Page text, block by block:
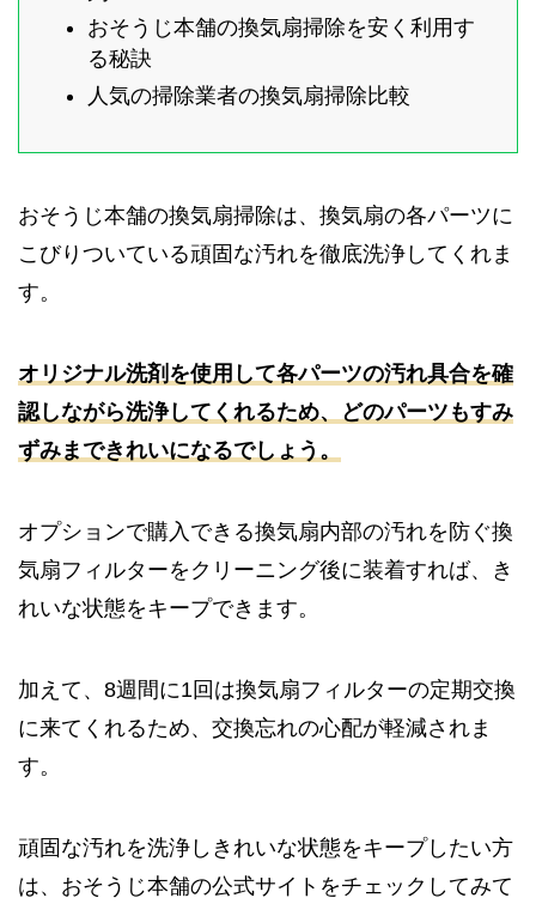
おそうじ本舗の換気扇掃除を安く利用す
る秘訣
人気の掃除業者の換気扇掃除比較
おそうじ本舗の換気扇掃除は、換気扇の各パーツに
こびりついている頑固な汚れを徹底洗浄してくれま
す。
オリジナル洗剤を使用して各パーツの汚れ具合を確
認しながら洗浄してくれるため、どのパーツもすみ
ずみまできれいになるでしょう。
オプションで購入できる換気扇内部の汚れを防ぐ換
気扇フィルターをクリーニング後に装着すれば、き
れいな状態をキープできます。
加えて、8週間に1回は換気扇フィルターの定期交換
に来てくれるため、交換忘れの心配が軽減されま
す。
頑固な汚れを洗浄しきれいな状態をキープしたい方
は、おそうじ本舗の公式サイトをチェックしてみて